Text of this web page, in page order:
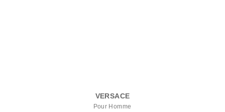
VERSACE
Pour Homme